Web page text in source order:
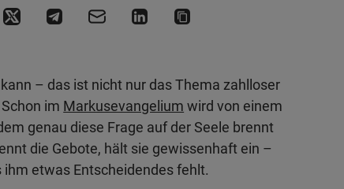
– das ist nicht nur das Thema zahlloser
im Markusevangelium wird von einem
genau diese Frage auf der Seele brennt
die Gebote, hält sie gewissenhaft ein –
ihm etwas Entscheidendes fehlt.